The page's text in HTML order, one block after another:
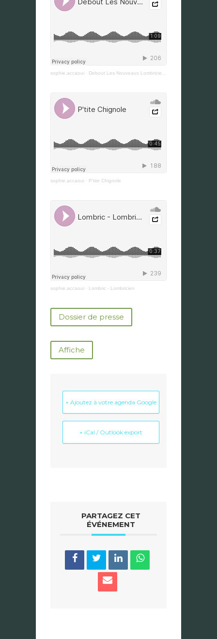
sophie.accaoui · Debout Les Nouveaux Lombriciens
sophie.accaoui · P'tite Chignole
sophie.accaoui · Lombric - Lombricien
Dossier de presse
Affiche
+ Ajoutez à votre agenda Google
+ iCal / Outlook export
PARTAGEZ CET
ÉVÉNEMENT